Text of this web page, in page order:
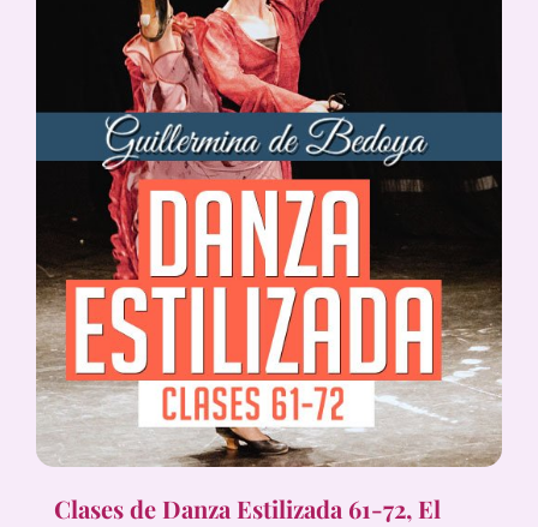
Clases de Danza Estilizada 61-72, El